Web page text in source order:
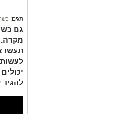
תגים:
גם
מקרה.
תעשו